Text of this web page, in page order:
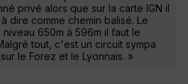
privé alors que sur la carte IGN il
dire comme chemin balisé. Le
650m à 596m il faut le
tout, c'est un circuit sympa
le Forez et le Lyonnais. »